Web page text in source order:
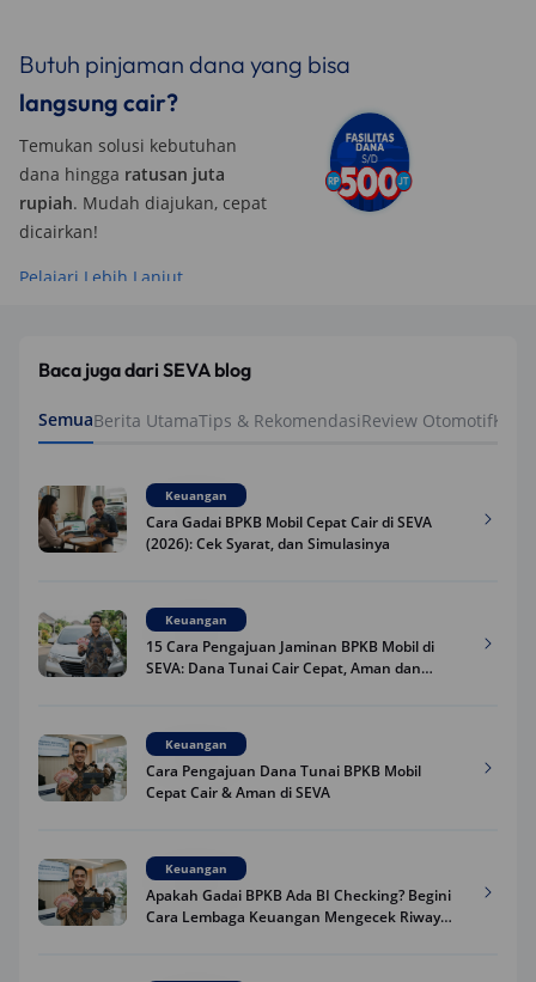
Butuh pinjaman dana yang bisa
langsung cair?
Temukan solusi kebutuhan
dana hingga ratusan juta
rupiah. Mudah diajukan, cepat
dicairkan!
Pelajari Lebih Lanjut
Baca juga dari SEVA blog
SemuaBerita UtamaTips & RekomendasiReview Otomotif
Keuangan
Cara Gadai BPKB Mobil Cepat Cair di SEVA
(2026): Cek Syarat, dan Simulasinya
Keuangan
15 Cara Pengajuan Jaminan BPKB Mobil di
SEVA: Dana Tunai Cair Cepat, Aman dan
Keuangan
Cara Pengajuan Dana Tunai BPKB Mobil
Cepat Cair & Aman di SEVA
Keuangan
Apakah Gadai BPKB Ada BI Checking? Begini
Cara Lembaga Keuangan Mengecek Riwayat